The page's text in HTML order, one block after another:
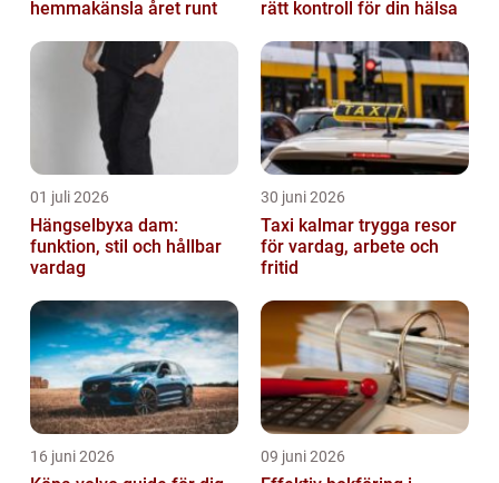
hemmakänsla året runt
rätt kontroll för din hälsa
01 juli 2026
Hängselbyxa dam:
funktion, stil och hållbar
vardag
30 juni 2026
Taxi kalmar trygga resor
för vardag, arbete och
fritid
16 juni 2026 09 juni 2026